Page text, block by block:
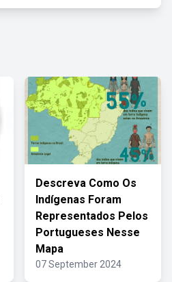
Descreva Como Os
Indígenas Foram
Representados Pelos
Portugueses Nesse
Mapa
07 September 2024